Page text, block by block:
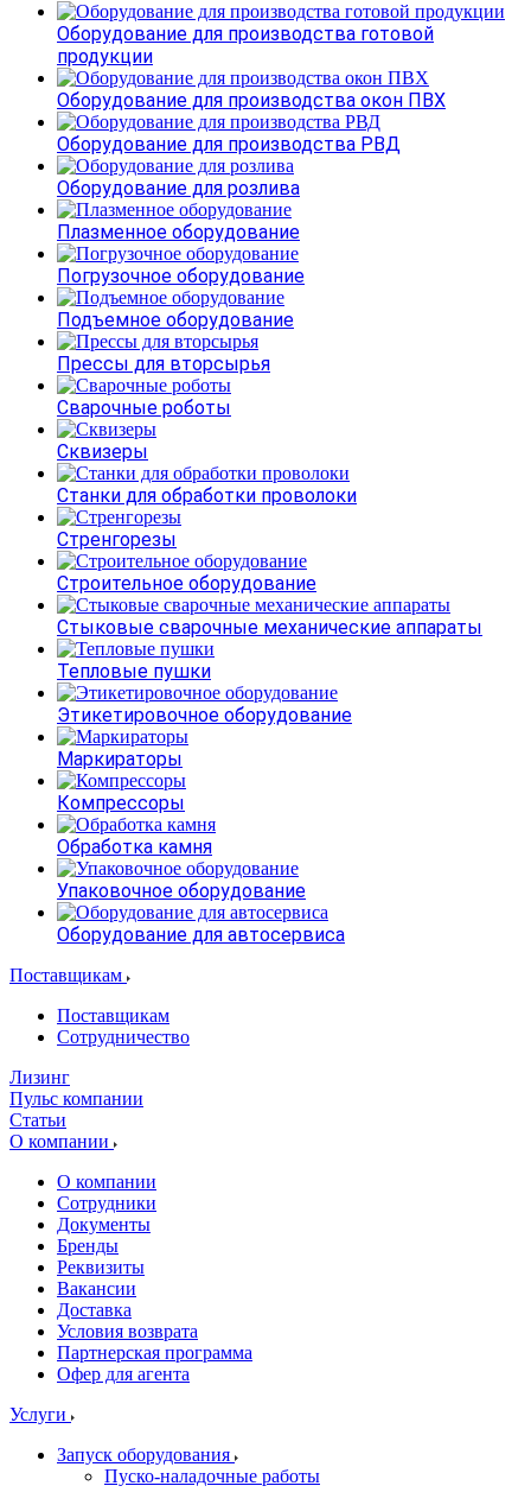
Оборудование для производства готовой
продукции
Оборудование для производства окон ПВХ
Оборудование для производства РВД
Оборудование для розлива
Плазменное оборудование
Погрузочное оборудование
Подъемное оборудование
Прессы для вторсырья
Сварочные роботы
Сквизеры
Станки для обработки проволоки
Стренгорезы
Строительное оборудование
Стыковые сварочные механические аппараты
Тепловые пушки
Этикетировочное оборудование
Маркираторы
Компрессоры
Обработка камня
Упаковочное оборудование
Оборудование для автосервиса
Поставщикам
Поставщикам
Сотрудничество
Лизинг
Пульс компании
Статьи
О компании
О компании
Сотрудники
Документы
Бренды
Реквизиты
Вакансии
Доставка
Условия возврата
Партнерская программа
Офер для агента
Услуги
Запуск оборудования
Пуско-наладочные работы